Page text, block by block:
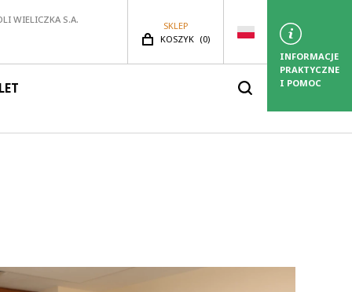
WIELICZKA S.A.
SKLEP
KOSZYK (LICZBA PRODUKTÓW:
0)
INFORMACJE
PRAKTYCZNE
I POMOC